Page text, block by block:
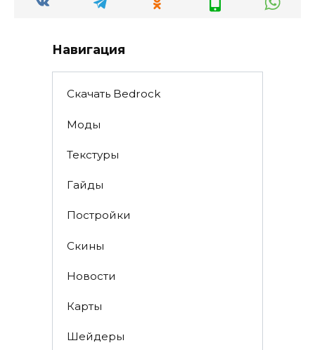
Навигация
Скачать Bedrock
Моды
Текстуры
Гайды
Постройки
Скины
Новости
Карты
Шейдеры